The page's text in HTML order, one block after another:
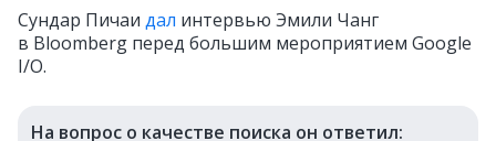
Сундар Пичаи дал интервью Эмили Чанг
в Bloomberg перед большим мероприятием Google
I/O.
На вопрос о качестве поиска он ответил: